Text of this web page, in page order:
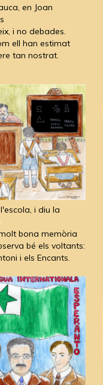
en Joan
i no debades.
ell han estimat
tan nostrat.
i diu la
bona memòria
bé els voltants:
i els Encants.